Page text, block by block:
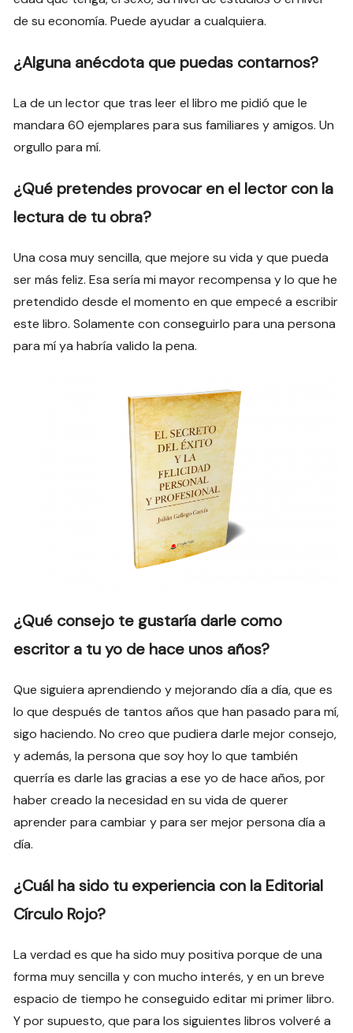
de su economía. Puede ayudar a cualquiera.
¿Alguna anécdota que puedas contarnos?
La de un lector que tras leer el libro me pidió que le
mandara 60 ejemplares para sus familiares y amigos. Un
orgullo para mí.
¿Qué pretendes provocar en el lector con la
lectura de tu obra?
Una cosa muy sencilla, que mejore su vida y que pueda
ser más feliz. Esa sería mi mayor recompensa y lo que he
pretendido desde el momento en que empecé a escribir
este libro. Solamente con conseguirlo para una persona
para mí ya habría valido la pena.
¿Qué consejo te gustaría darle como
escritor a tu yo de hace unos años?
Que siguiera aprendiendo y mejorando día a día, que es
lo que después de tantos años que han pasado para mí,
sigo haciendo. No creo que pudiera darle mejor consejo,
y además, la persona que soy hoy lo que también
querría es darle las gracias a ese yo de hace años, por
haber creado la necesidad en su vida de querer
aprender para cambiar y para ser mejor persona día a
día.
¿Cuál ha sido tu experiencia con la Editorial
Círculo Rojo?
La verdad es que ha sido muy positiva porque de una
forma muy sencilla y con mucho interés, y en un breve
espacio de tiempo he conseguido editar mi primer libro.
Y por supuesto, que para los siguientes libros volveré a